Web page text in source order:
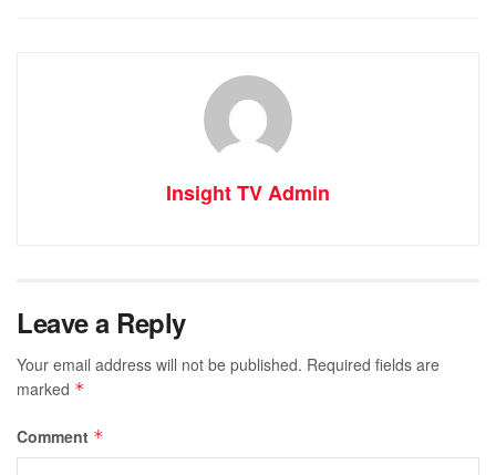
Insight TV Admin
Leave a Reply
Your email address will not be published. Required fields are
marked *
Comment *